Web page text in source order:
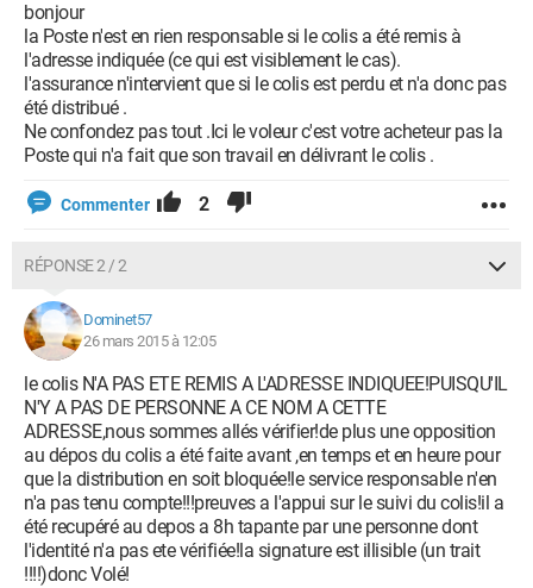
bonjour
la Poste n'est en rien responsable si le colis a été remis à
l'adresse indiquée (ce qui est visiblement le cas).
l'assurance n'intervient que si le colis est perdu et n'a donc pas
été distribué .
Ne confondez pas tout .Ici le voleur c'est votre acheteur pas la
Poste qui n'a fait que son travail en délivrant le colis .
Commenter 2
RÉPONSE 2 / 2
Dominet57
26 mars 2015 à 12:05
le colis N'A PAS ETE REMIS A L'ADRESSE INDIQUEE!PUISQU'IL
N'Y A PAS DE PERSONNE A CE NOM A CETTE
ADRESSE,nous sommes allés vérifier!de plus une opposition
au dépos du colis a été faite avant ,en temps et en heure pour
que la distribution en soit bloquée!le service responsable n'en
n'a pas tenu compte!!!preuves a l'appui sur le suivi du colis!il a
été recupéré au depos a 8h tapante par une personne dont
l'identité n'a pas ete vérifiée!la signature est illisible (un trait
!!!!)donc Volé!